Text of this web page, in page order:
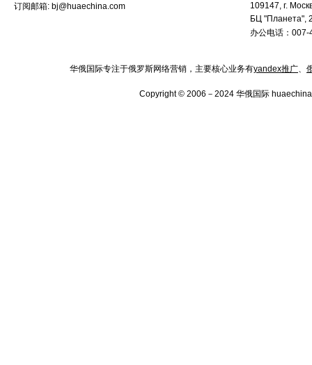
订阅邮箱: bj@huaechina.com
109147, г.
БЦ "Планета",
办公电话：
华俄国际专注于俄罗斯网络营销，主要核心业务有yandex推广、
Copyright © 2006－2024 华俄国际